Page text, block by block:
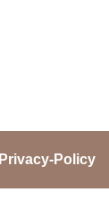
Privacy-Policy